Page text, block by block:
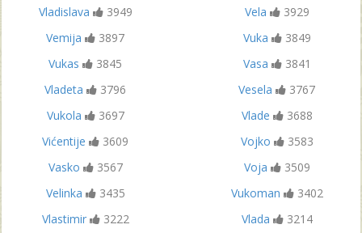
Vladislava
3949 Vela
3929
Vemija
3897 Vuka
3849
Vukas
3845 Vasa
3841
Vladeta
3796 Vesela
3767
Vukola
3697 Vlade
3688
Vićentije
3609 Vojko
3583
Vasko
3567 Voja
3509
Velinka
3435 Vukoman
3402
Vlastimir
3222 Vlada
3214